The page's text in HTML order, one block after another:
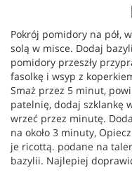
Pokrój pomidory na pół,
solą w misce. Dodaj
pomidory przeszły
fasolkę i wsyp z
Smaż przez 5 minut,
patelnię, dodaj szklankę
wrzeć przez minutę.
na około 3 minuty,
je ricottą. podane na
bazylii. Najlepiej